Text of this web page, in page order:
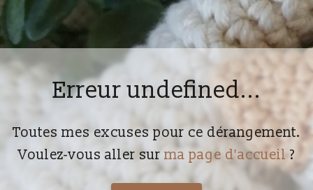
Erreur undefined...
Toutes mes excuses pour ce dérangement.
Voulez-vous aller sur ma page d'accueil ?